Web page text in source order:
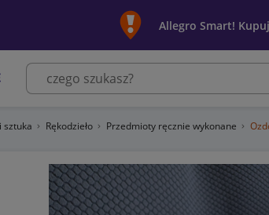
Allegro Smart!
sztuka Rękodzieło Przedmioty ręcznie wykonane